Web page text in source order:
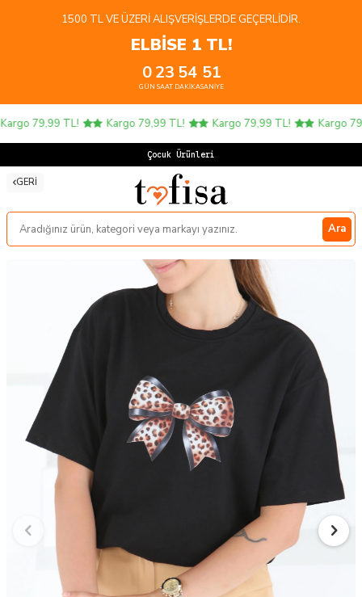
1500 TL VE ÜZERI ALIŞVERIŞLERDE GEÇERLIDIR.
ELBİSE 1 TL!
0
GÜN
23
SAAT
54
DAKIKA
51
SANIYE
79,99 TL! Kargo 79,99 TL! Kargo 79,99 TL! Kargo
Çocuk Ürünlerinde
GERI
Ara